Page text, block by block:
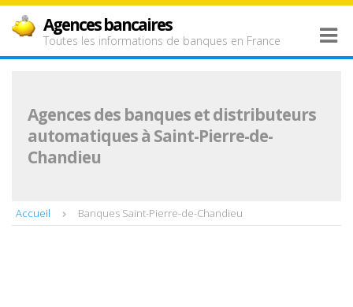
Agences bancaires
Toutes les informations de banques en France
Agences des banques et distributeurs
automatiques à Saint-Pierre-de-
Chandieu
Accueil Banques Saint-Pierre-de-Chandieu